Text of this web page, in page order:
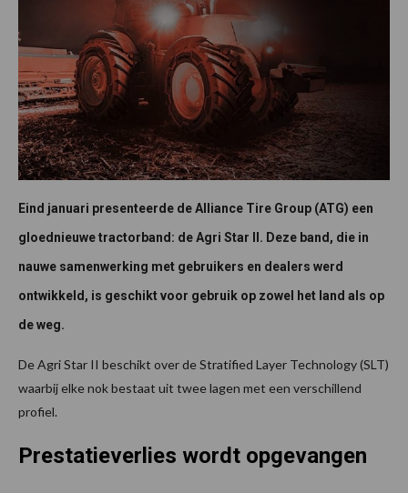
Eind januari presenteerde de Alliance Tire Group (ATG) een
gloednieuwe tractorband: de Agri Star II. Deze band, die in
nauwe samenwerking met gebruikers en dealers werd
ontwikkeld, is geschikt voor gebruik op zowel het land als op
de weg.
De Agri Star II beschikt over de Stratified Layer Technology (SLT)
waarbij elke nok bestaat uit twee lagen met een verschillend
profiel.
Prestatieverlies wordt opgevangen